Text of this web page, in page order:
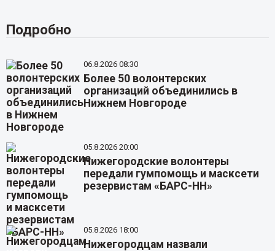
Подробно
06.8.2026 08:30
Более 50 волонтерских
организаций объединились в
Нижнем Новгороде
05.8.2026 20:00
Нижегородские волонтеры
передали гумпомощь и масксети
резервистам «БАРС-НН»
05.8.2026 18:00
Нижегородцам назвали